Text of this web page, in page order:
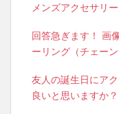
メンズアクセサリ
回答急ぎます！ 画
ーリング（チェー
友人の誕生日にア
良いと思いますか？